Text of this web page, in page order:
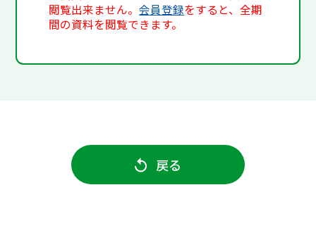
閲覧出来ません。会員登録をすると、全期
間の資料を閲覧できます。
戻る